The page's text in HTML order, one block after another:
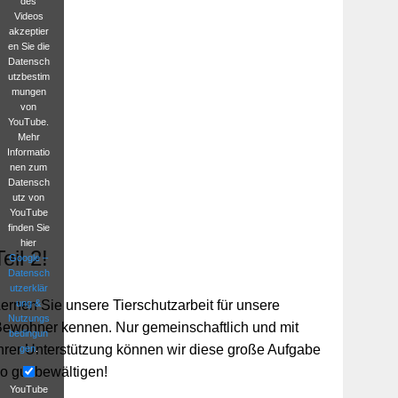
Videos
akzeptier
en Sie die
Datensch
utzbestim
mungen
von
YouTube.
Mehr
Informatio
nen zum
Datensch
utz von
YouTube
finden Sie
hier
Google –
Datensch
utzerklär
ung &
Nutzungs
bedingun
gen.
YouTube
2!
Lernen Sie unsere Tierschutzarbeit für unsere
kennen. Nur gemeinschaftlich und mit
Unterstützung können wir diese große Aufgabe
gut bewältigen!